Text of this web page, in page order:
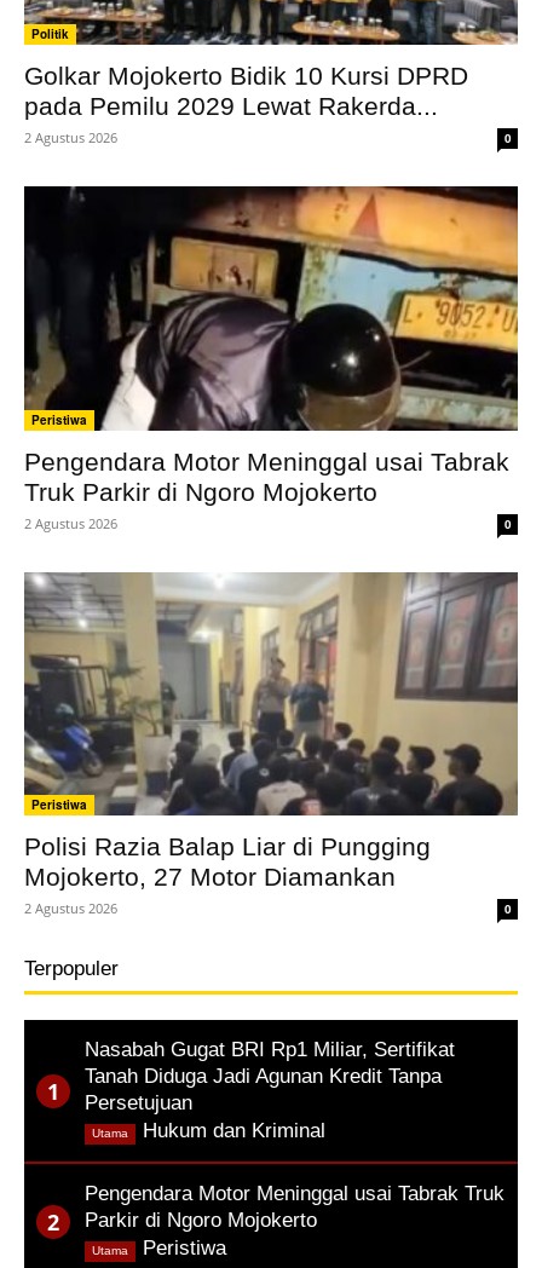
Politik
Golkar Mojokerto Bidik 10 Kursi DPRD
pada Pemilu 2029 Lewat Rakerda...
2 Agustus 2026 0
Peristiwa
Pengendara Motor Meninggal usai Tabrak
Truk Parkir di Ngoro Mojokerto
2 Agustus 2026 0
Peristiwa
Polisi Razia Balap Liar di Pungging
Mojokerto, 27 Motor Diamankan
2 Agustus 2026 0
Terpopuler
Nasabah Gugat BRI Rp1 Miliar, Sertifikat
Tanah Diduga Jadi Agunan Kredit Tanpa
Persetujuan
Hukum dan Kriminal
Utama
Pengendara Motor Meninggal usai Tabrak Truk
Parkir di Ngoro Mojokerto
Peristiwa,
Utama